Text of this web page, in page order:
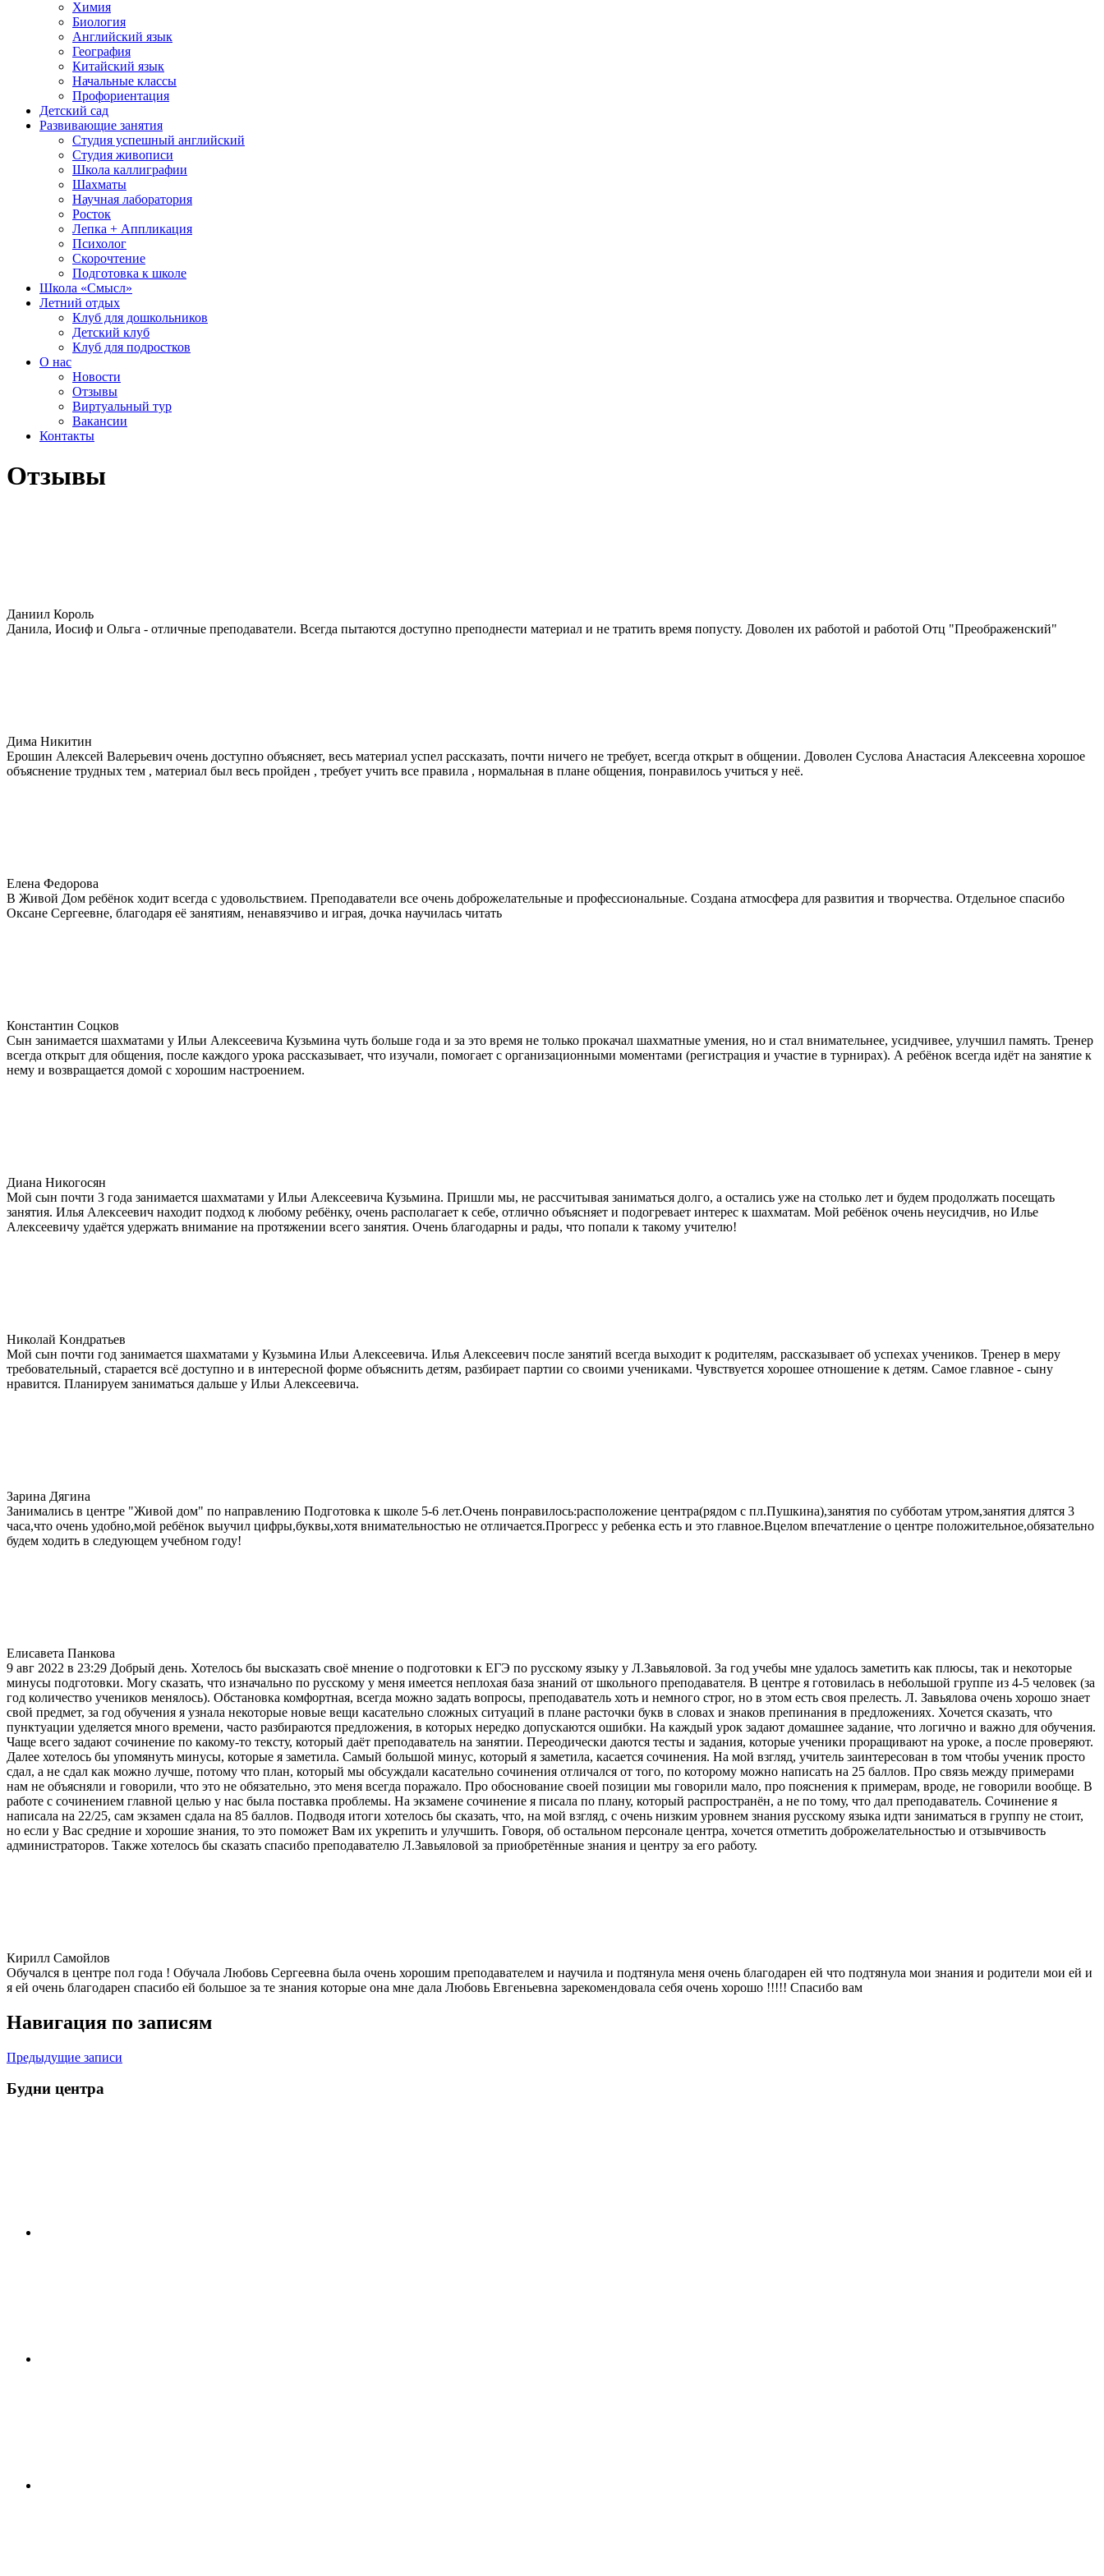
Химия
Биология
Английский язык
География
Китайский язык
Начальные классы
Профориентация
Детский сад
Развивающие занятия
Студия успешный английский
Студия живописи
Школа каллиграфии
Шахматы
Научная лаборатория
Росток
Лепка + Аппликация
Психолог
Скорочтение
Подготовка к школе
Школа «Смысл»
Летний отдых
Клуб для дошкольников
Детский клуб
Клуб для подростков
О нас
Новости
Отзывы
Виртуальный тур
Вакансии
Контакты
Отзывы
Даниил Король
Данила, Иосиф и Ольга - отличные преподаватели. Всегда пытаются доступно преподнести материал и не тратить время попусту. Доволен их работой и работой Отц "Преображенский"
Дима Никитин
Ерошин Алексей Валерьевич очень доступно объясняет, весь материал успел рассказать, почти ничего не требует, всегда открыт в общении. Доволен Суслова Анастасия Алексеевна хорошое
объяснение трудных тем , материал был весь пройден , требует учить все правила , нормальная в плане общения, понравилось учиться у неё.
Елена Федорова
В Живой Дом ребёнок ходит всегда с удовольствием. Преподаватели все очень доброжелательные и профессиональные. Создана атмосфера для развития и творчества. Отдельное спасибо
Оксане Сергеевне, благодаря её занятиям, ненавязчиво и играя, дочка научилась читать
Константин Соцков
Сын занимается шахматами у Ильи Алексеевича Кузьмина чуть больше года и за это время не только прокачал шахматные умения, но и стал внимательнее, усидчивее, улучшил память. Тренер
всегда открыт для общения, после каждого урока рассказывает, что изучали, помогает с организационными моментами (регистрация и участие в турнирах). А ребёнок всегда идёт на занятие к
нему и возвращается домой с хорошим настроением.
Диана Никогосян
Мой сын почти 3 года занимается шахматами у Ильи Алексеевича Кузьмина. Пришли мы, не рассчитывая заниматься долго, а остались уже на столько лет и будем продолжать посещать
занятия. Илья Алексеевич находит подход к любому ребёнку, очень располагает к себе, отлично объясняет и подогревает интерес к шахматам. Мой ребёнок очень неусидчив, но Илье
Алексеевичу удаётся удержать внимание на протяжении всего занятия. Очень благодарны и рады, что попали к такому учителю!
Николай Κондратьев
Мой сын почти год занимается шахматами у Кузьмина Ильи Алексеевича. Илья Алексеевич после занятий всегда выходит к родителям, рассказывает об успехах учеников. Тренер в меру
требовательный, старается всё доступно и в интересной форме объяснить детям, разбирает партии со своими учениками. Чувствуется хорошее отношение к детям. Самое главное - сыну
нравится. Планируем заниматься дальше у Ильи Алексеевича.
Зарина Дягина
Занимались в центре "Живой дом" по направлению Подготовка к школе 5-6 лет.Очень понравилось:расположение центра(рядом с пл.Пушкина),занятия по субботам утром,занятия длятся 3
часа,что очень удобно,мой ребёнок выучил цифры,буквы,хотя внимательностью не отличается.Прогресс у ребенка есть и это главное.Вцелом впечатление о центре положительное,обязательно
будем ходить в следующем учебном году!
Елисавета Панкова
9 авг 2022 в 23:29 Добрый день. Хотелось бы высказать своё мнение о подготовки к ЕГЭ по русскому языку у Л.Завьяловой. За год учебы мне удалось заметить как плюсы, так и некоторые
минусы подготовки. Могу сказать, что изначально по русскому у меня имеется неплохая база знаний от школьного преподавателя. В центре я готовилась в небольшой группе из 4-5 человек (за
год количество учеников менялось). Обстановка комфортная, всегда можно задать вопросы, преподаватель хоть и немного строг, но в этом есть своя прелесть. Л. Завьялова очень хорошо знает
свой предмет, за год обучения я узнала некоторые новые вещи касательно сложных ситуаций в плане расточки букв в словах и знаков препинания в предложениях. Хочется сказать, что
пунктуации уделяется много времени, часто разбираются предложения, в которых нередко допускаются ошибки. На каждый урок задают домашнее задание, что логично и важно для обучения.
Чаще всего задают сочинение по какому-то тексту, который даёт преподаватель на занятии. Переодически даются тесты и задания, которые ученики проращивают на уроке, а после проверяют.
Далее хотелось бы упомянуть минусы, которые я заметила. Самый большой минус, который я заметила, касается сочинения. На мой взгляд, учитель заинтересован в том чтобы ученик просто
сдал, а не сдал как можно лучше, потому что план, который мы обсуждали касательно сочинения отличался от того, по которому можно написать на 25 баллов. Про связь между примерами
нам не объясняли и говорили, что это не обязательно, это меня всегда поражало. Про обоснование своей позиции мы говорили мало, про пояснения к примерам, вроде, не говорили вообще. В
работе с сочинением главной целью у нас была поставка проблемы. На экзамене сочинение я писала по плану, который распространён, а не по тому, что дал преподаватель. Сочинение я
написала на 22/25, сам экзамен сдала на 85 баллов. Подводя итоги хотелось бы сказать, что, на мой взгляд, с очень низким уровнем знания русскому языка идти заниматься в группу не стоит,
но если у Вас средние и хорошие знания, то это поможет Вам их укрепить и улучшить. Говоря, об остальном персонале центра, хочется отметить доброжелательностью и отзывчивость
администраторов. Также хотелось бы сказать спасибо преподавателю Л.Завьяловой за приобретённые знания и центру за его работу.
Кирилл Самойлов
Обучался в центре пол года ! Обучала Любовь Сергеевна была очень хорошим преподавателем и научила и подтянула меня очень благодарен ей что подтянула мои знания и родители мои ей и
я ей очень благодарен спасибо ей большое за те знания которые она мне дала Любовь Евгеньевна зарекомендовала себя очень хорошо !!!!! Спасибо вам
Навигация по записям
Предыдущие записи
Будни центра